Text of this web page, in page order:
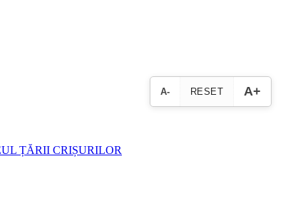
A- RESET A+
ȚĂRII CRIȘURILOR